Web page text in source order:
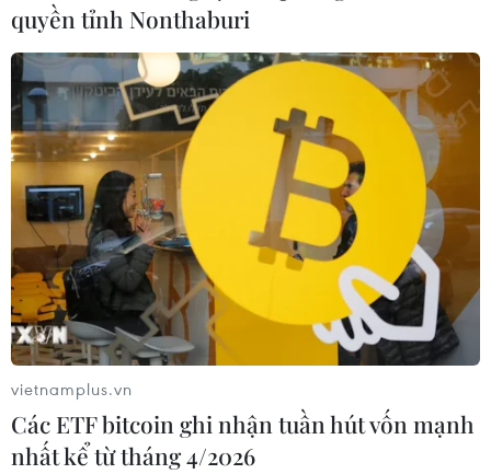
của Tàu bệnh viện Hoa Kỳ USNS Mercy và tàu Hải
quân Nhật Bản.
Chính thức khởi động Chương trình Đối
quyền tỉnh Nonthaburi
vietnamplus.vn
Các ETF bitcoin ghi nhận tuần hút vốn mạnh
nhất kể từ tháng 4/2026